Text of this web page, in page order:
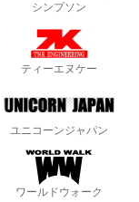
シンプソン
ティーエヌケー
ユニコーンジャパン
ワールドウォーク